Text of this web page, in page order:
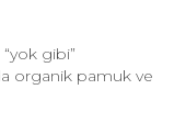
gibi”
organik pamuk ve